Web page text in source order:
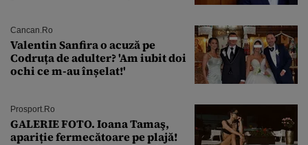
Cancan.ro
Valentin Sanfira o acuză pe
Codruța de adulter? 'Am iubit doi
ochi ce m-au înșelat!'
Prosport.ro
GALERIE FOTO. Ioana Tamaş,
apariție fermecătoare pe plajă!